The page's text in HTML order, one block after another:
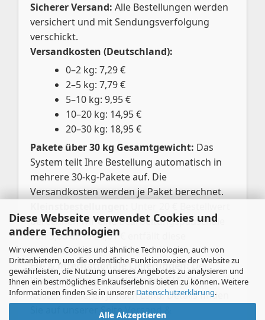
Diese Webseite verwendet Cookies und
andere Technologien
Wir verwenden Cookies und ähnliche Technologien, auch von
Drittanbietern, um die ordentliche Funktionsweise der Website zu
gewährleisten, die Nutzung unseres Angebotes zu analysieren und
Ihnen ein bestmögliches Einkaufserlebnis bieten zu können. Weitere
Informationen finden Sie in unserer Datenschutzerklärung.
Alle Akzeptieren
Sicherer Versand: Alle Bestellungen werden
versichert und mit Sendungsverfolgung
verschickt.
Versandkosten (Deutschland):
0–2 kg: 7,29 €
2–5 kg: 7,79 €
5–10 kg: 9,95 €
10–20 kg: 14,95 €
20–30 kg: 18,95 €
Pakete über 30 kg Gesamtgewicht: Das
System teilt Ihre Bestellung automatisch in
mehrere 30-kg-Pakete auf. Die
Versandkosten werden je Paket berechnet.
berechnen wir eine Bearbeitungspauschale
von 3,00 €. Ab 20,01 € entfällt diese
automatisch.
EU- & internationale Lieferungen:Der
Versand erfolgt per UPS oder GLS. Die
Kosten variieren je nach Land. Details finden
Sie auf unserer Seite Versand &